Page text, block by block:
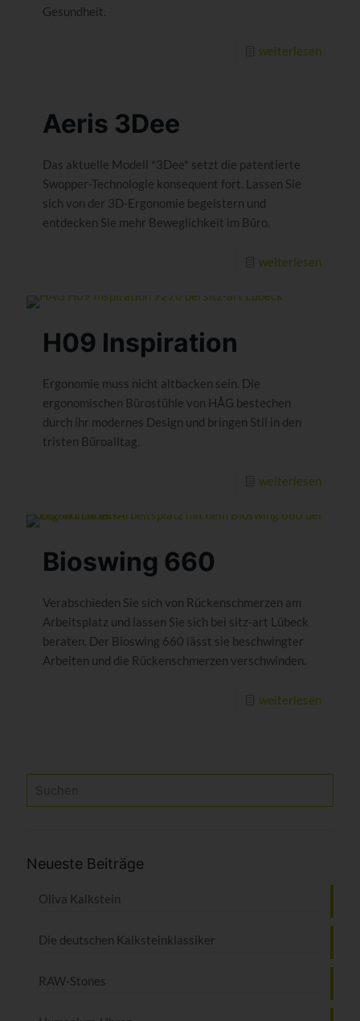
Gesundheit.
weiterlesen
Aeris 3Dee
Das aktuelle Modell *3Dee* setzt die patentierte
Swopper-Technologie konsequent fort. Lassen Sie
sich von der 3D-Ergonomie begeistern und
entdecken Sie mehr Beweglichkeit im Büro.
weiterlesen
H09 Inspiration
Ergonomie muss nicht altbacken sein. Die
ergonomischen Bürostühle von HÅG bestechen
durch ihr modernes Design und bringen Stil in den
tristen Büroalltag.
weiterlesen
Bioswing 660
Verabschieden Sie sich von Rückenschmerzen am
Arbeitsplatz und lassen Sie sich bei sitz-art Lübeck
beraten. Der Bioswing 660 lässt sie beschwingter
Arbeiten und die Rückenschmerzen verschwinden.
weiterlesen
Neueste Beiträge
Oliva Kalkstein
Die deutschen Kalkstein­klassiker
RAW-Stones